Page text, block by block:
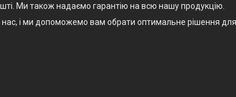
Ми також надаємо гарантію на всю нашу продукцію.
нас, і ми допоможемо вам обрати оптимальне рішення